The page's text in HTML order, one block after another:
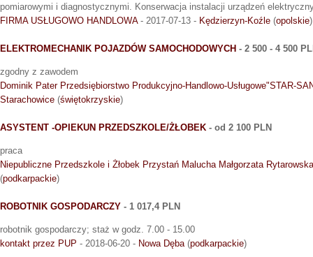
pomiarowymi i diagnostycznymi. Konserwacja instalacji urządzeń
FIRMA USŁUGOWO HANDLOWA- 2017-07-13 - Kędzierzyn-Koźle (opolskie)
ELEKTROMECHANIK POJAZDÓW SAMOCHODOWYCH - 2 500 - 4 500
zgodny z zawodem
Dominik Pater Przedsiębiorstwo Produkcyjno-Handlowo-Usługowe"STAR-
Starachowice (świętokrzyskie)
ASYSTENT -OPIEKUN PRZEDSZKOLE/ŻŁOBEK - od 2 100 PLN
praca
Niepubliczne Przedszkole i Żłobek Przystań Malucha Małgorzata Rytarowska
(podkarpackie)
ROBOTNIK GOSPODARCZY - 1 017,4 PLN
robotnik gospodarczy; staż w godz. 7.00 - 15.00
kontakt przez PUP - 2018-06-20 - Nowa Dęba (podkarpackie)